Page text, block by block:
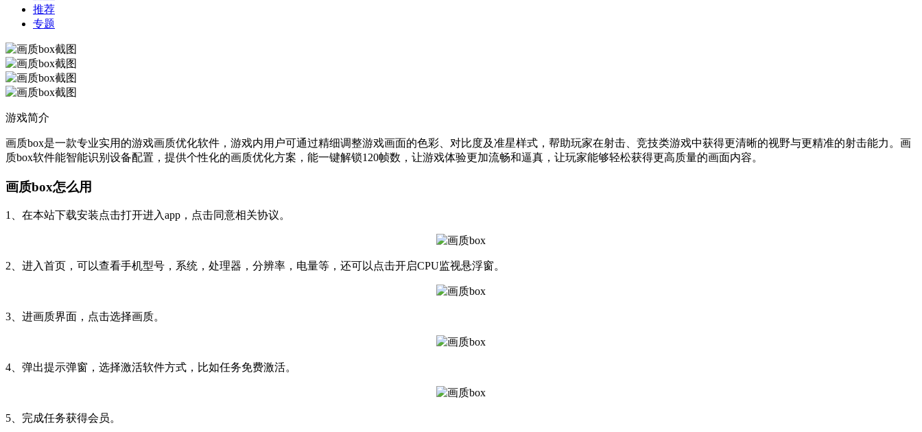
推荐
专题
游戏简介
画质box是一款专业实用的游戏画质优化软件，游戏内用户可通过精细调整游戏画面的色彩、对比度及准星样式，帮助玩家在射击、竞技类游戏中获得更清晰的视野与更精准的射击能力。画
质box软件能智能识别设备配置，提供个性化的画质优化方案，能一键解锁120帧数，让游戏体验更加流畅和逼真，让玩家能够轻松获得更高质量的画面内容。
画质box怎么用
1、在本站下载安装点击打开进入app，点击同意相关协议。
2、进入首页，可以查看手机型号，系统，处理器，分辨率，电量等，还可以点击开启CPU监视悬浮窗。
3、进画质界面，点击选择画质。
4、弹出提示弹窗，选择激活软件方式，比如任务免费激活。
5、完成任务获得会员。